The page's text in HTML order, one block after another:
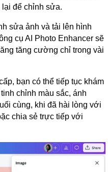
để chỉnh sửa.
sửa ảnh và tải lên hình
cụ AI Photo Enhancer sẽ
tăng cường chỉ trong vài
bạn có thể tiếp tục khám
chỉnh màu sắc, ánh
cùng, khi đã hài lòng với
chia sẻ trực tiếp với